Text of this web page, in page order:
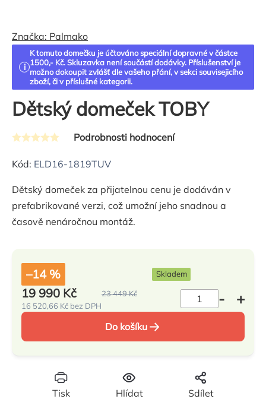
Dětský domeček TOBY
K tomuto domečku je účtováno speciální dopravné v částce
1500,- Kč. Skluzavka není součástí dodávky. Příslušenství je
možno dokoupit zvlášť dle vašeho přání, v sekci souvisejicího
zboží, či v příslušné kategorii.
Průměrné
hodnocení
je
0,0
z
Podrobnosti hodnocení
Značka: Palmako
Kód: ELD16-1819TUV
Dětský domeček za přijatelnou cenu je dodáván v
prefabrikované verzi, což umožní jeho snadnou a
časově nenáročnou montáž.
Tisk Hlídat Sdílet
–14 % Skladem
23 449 Kč
19 990 Kč
16 520,66 Kč bez DPH
cena:
Do košíku